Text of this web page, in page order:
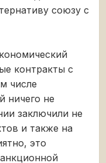
союзу с
контракты с
числе
ничего не
заключили не
и также на
это